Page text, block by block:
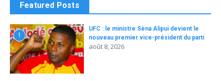
Featured Posts
1
UFC : le ministre Sèna Alipui devient le
nouveau premier vice-président du parti
août 8, 2026